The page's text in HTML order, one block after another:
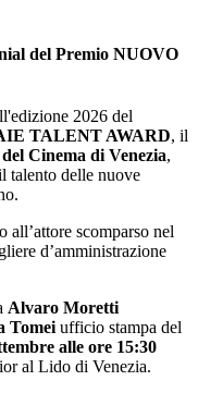
del Premio NUOVO
2026 del
TALENT AWARD, il
Cinema di Venezia,
talento delle nuove
scomparso nel
d’amministrazione
Alvaro Moretti
Tomei ufficio stampa del
alle ore 15:30
al Lido di Venezia.